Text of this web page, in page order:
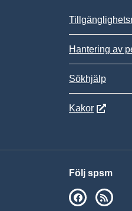
Hantering av
Sökhjälp
Kakor
Följ spsm
SPSM på